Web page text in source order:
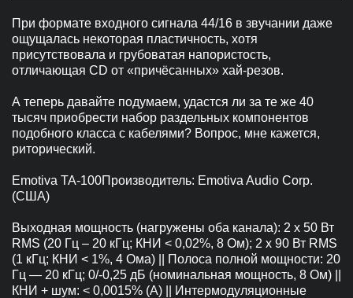
При формате входного сигнала 44/16 в звучании даже
ощущалась некоторая пластичность, хотя
присутствовала и грубоватая напористость,
отличающая CD от «причёсанных» хай-резов.
А теперь давайте подумаем, удастся ли за те же 40
тысяч приобрести набор раздельных компонентов
подобного класса с кабелями? Вопрос, мне кажется,
риторический.
Emotiva ТА-100Производитель: Emotiva Audio Corp.
(США)
Выходная мощность (нагружены оба канала): 2 x 50 Вт
RMS (20 Гц – 20 кГц; КНИ < 0,02%, 8 Ом); 2 x 90 Вт RMS
(1 кГц; КНИ < 1%, 4 Ома) || Полоса полной мощности: 20
Гц — 20 кГц; 0/-0,25 дБ (номинальная мощность, 8 Ом) ||
КНИ + шум: < 0,0015% (А) || Интермодуляционные